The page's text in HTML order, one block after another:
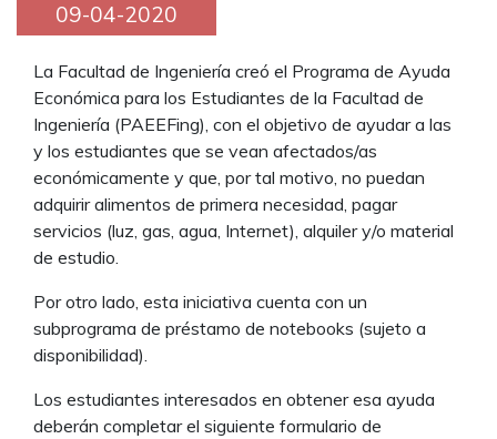
09-04-2020
La Facultad de Ingeniería creó el Programa de Ayuda
Económica para los Estudiantes de la Facultad de
Ingeniería (PAEEFing), con el objetivo de ayudar a las
y los estudiantes que se vean afectados/as
económicamente y que, por tal motivo, no puedan
adquirir alimentos de primera necesidad, pagar
servicios (luz, gas, agua, Internet), alquiler y/o material
de estudio.
Por otro lado, esta iniciativa cuenta con un
subprograma de préstamo de notebooks (sujeto a
disponibilidad).
Los estudiantes interesados en obtener esa ayuda
deberán completar el siguiente formulario de